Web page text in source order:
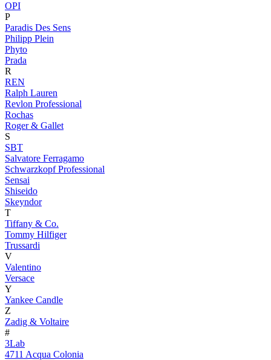
OPI
P
Paradis Des Sens
Philipp Plein
Phyto
Prada
R
REN
Ralph Lauren
Revlon Professional
Rochas
Roger & Gallet
S
SBT
Salvatore Ferragamo
Schwarzkopf Professional
Sensai
Shiseido
Skeyndor
T
Tiffany & Co.
Tommy Hilfiger
Trussardi
V
Valentino
Versace
Y
Yankee Candle
Z
Zadig & Voltaire
#
3Lab
4711 Acqua Colonia